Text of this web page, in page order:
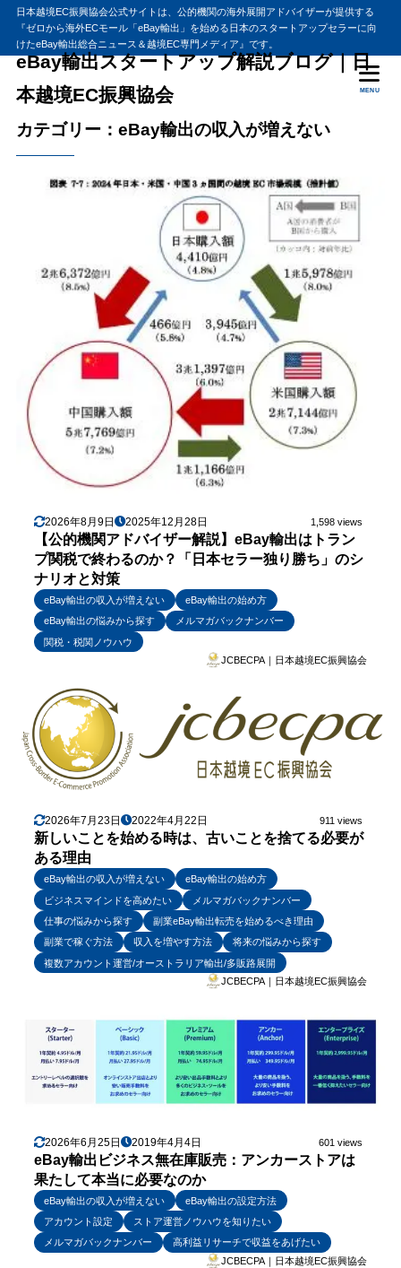
日本越境EC振興協会公式サイトは、公的機関の海外展開アドバイザーが提供する
『ゼロから海外ECモール「eBay輸出」を始める日本のスタートアップセラーに向
けたeBay輸出総合ニュース＆越境EC専門メディア』です。
eBay輸出スタートアップ解説ブログ｜日
本越境EC振興協会
MENU
カテゴリー：eBay輸出の収入が増えない
2026年8月9日 2025年12月28日 1,598 views
【公的機関アドバイザー解説】eBay輸出はトラン
プ関税で終わるのか？「日本セラー独り勝ち」のシ
ナリオと対策
eBay輸出の収入が増えない
eBay輸出の始め方
eBay輸出の悩みから探す
メルマガバックナンバー
関税・税関ノウハウ
JCBECPA｜日本越境EC振興協会
2026年7月23日 2022年4月22日 911 views
新しいことを始める時は、古いことを捨てる必要が
ある理由
eBay輸出の収入が増えない
eBay輸出の始め方
ビジネスマインドを高めたい
メルマガバックナンバー
仕事の悩みから探す
副業eBay輸出転売を始めるべき理由
副業で稼ぐ方法
収入を増やす方法
将来の悩みから探す
複数アカウント運営/オーストラリア輸出/多販路展開
JCBECPA｜日本越境EC振興協会
2026年6月25日 2019年4月4日 601 views
eBay輸出ビジネス無在庫販売：アンカーストアは
果たして本当に必要なのか
eBay輸出の収入が増えない
eBay輸出の設定方法
アカウント設定
ストア運営ノウハウを知りたい
メルマガバックナンバー
高利益リサーチで収益をあげたい
JCBECPA｜日本越境EC振興協会